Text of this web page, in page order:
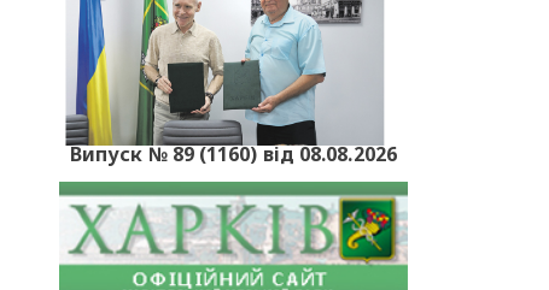
Випуск № 89 (1160) від 08.08.2026